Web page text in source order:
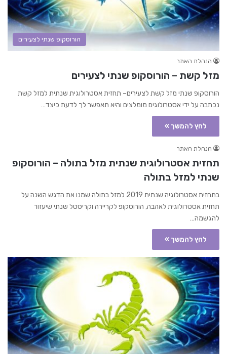
הורוסקופ שנתי לצעירים
הנהלת האתר
מזל קשת – הורוסקופ שנתי לצעירים
הורוסקופ שנתי מזל קשת לצעירים– תחזית אסטרולוגית שנתית למזל קשת
נכתבה על ידי אסטרולוגים מומלצים והיא תאפשר לך לדעת כיצד…
לחץ להמשך »
הנהלת האתר
תחזית אסטרולוגית שנתית מזל בתולה – הורוסקופ
שנתי למזל בתולה
בתחזית אסטרולוגיה שנתית 2019 למזל בתולה שמנו את הדגש השנה על
תחזית אסטרולוגית לאהבה, הורוסקופ לקריירה וקריסטל שנתי שיעזור
להגשמה…
לחץ להמשך »